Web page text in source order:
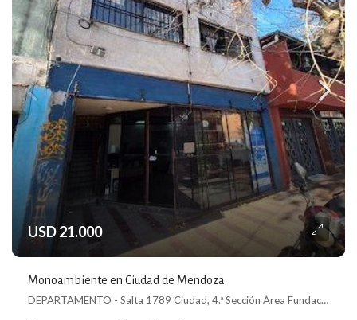
USD 21.000
Monoambiente en Ciudad de Mendoza
DEPARTAMENTO - Salta 1789 Ciudad, 4.ª Sección Área Fundacional, Mendoza